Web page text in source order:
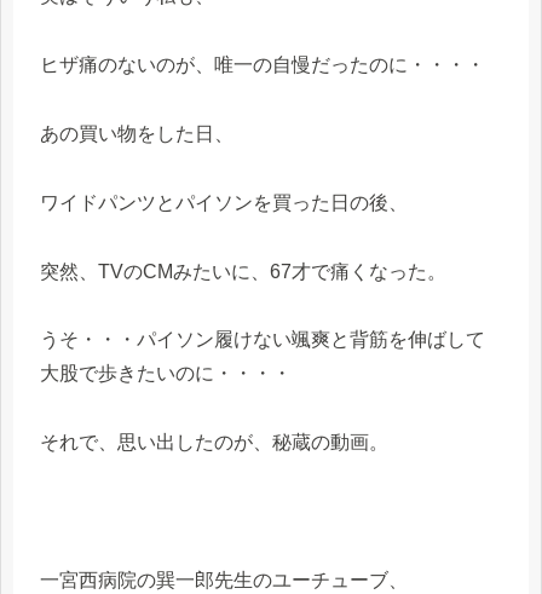
ヒザ痛のないのが、唯一の自慢だったのに・・・・
あの買い物をした日、
ワイドパンツとパイソンを買った日の後、
突然、TVのCMみたいに、67才で痛くなった。
うそ・・・パイソン履けない颯爽と背筋を伸ばして
大股で歩きたいのに・・・・
それで、思い出したのが、秘蔵の動画。
一宮西病院の巽一郎先生のユーチューブ、